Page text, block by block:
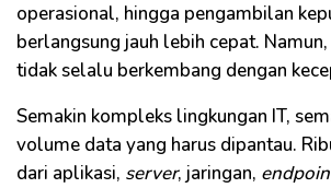
operasional, hingga pengambilan
berlangsung jauh lebih cepat.
tidak selalu berkembang dengan
Semakin kompleks lingkungan IT,
volume data yang harus dipantau.
dari aplikasi, server, jaringan,